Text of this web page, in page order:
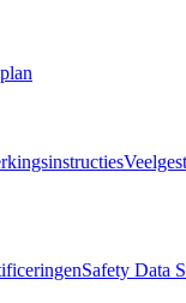
Safety Data